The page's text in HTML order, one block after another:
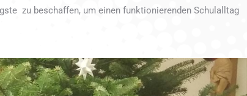
zu beschaffen, um einen funktionierenden Schulalltag